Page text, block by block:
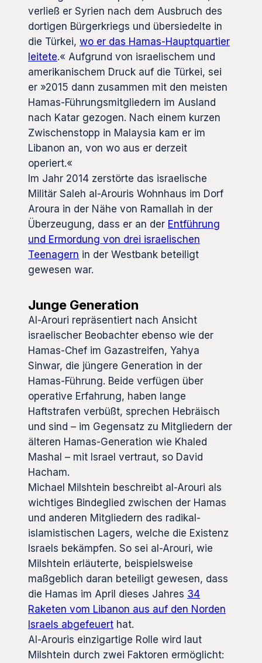
verließ er Syrien nach dem Ausbruch des
dortigen Bürgerkriegs und übersiedelte in
die Türkei, wo er das Hamas-Hauptquartier
leitete.« Aufgrund von israelischem und
amerikanischem Druck auf die Türkei, sei
er »2015 dann zusammen mit den meisten
Hamas-Führungsmitgliedern im Ausland
nach Katar gezogen. Nach einem kurzen
Zwischenstopp in Malaysia kam er im
Libanon an, von wo aus er derzeit
operiert.«
Im Jahr 2014 zerstörte das israelische
Militär Saleh al-Arouris Wohnhaus im Dorf
Aroura in der Nähe von Ramallah in der
Überzeugung, dass er an der Entführung
und Ermordung von drei israelischen
Teenagern in der Westbank beteiligt
gewesen war.
Junge Generation
Al-Arouri repräsentiert nach Ansicht
israelischer Beobachter ebenso wie der
Hamas-Chef im Gazastreifen, Yahya
Sinwar, die jüngere Generation in der
Hamas-Führung. Beide verfügen über
operative Erfahrung, haben lange
Haftstrafen verbüßt, sprechen Hebräisch
und sind – im Gegensatz zu Mitgliedern der
älteren Hamas-Generation wie Khaled
Mashal – mit Israel vertraut, so David
Hacham.
Michael Milshtein beschreibt al-Arouri als
wichtiges Bindeglied zwischen der Hamas
und anderen Mitgliedern des radikal-
islamistischen Lagers, welche die Existenz
Israels bekämpfen. So sei al-Arouri, wie
Milshtein erläuterte, beispielsweise
maßgeblich daran beteiligt gewesen, dass
die Hamas im April dieses Jahres 34
Raketen vom Libanon aus auf den Norden
Israels abgefeuert hat.
Al-Arouris einzigartige Rolle wird laut
Milshtein durch zwei Faktoren ermöglicht: